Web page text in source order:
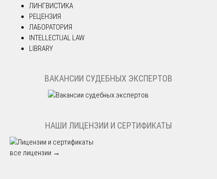
ЛИНГВИСТИКА
РЕЦЕНЗИЯ
ЛАБОРАТОРИЯ
INTELLECTUAL LAW
LIBRARY
ВАКАНСИИ СУДЕБНЫХ ЭКСПЕРТОВ
НАШИ ЛИЦЕНЗИИ И СЕРТИФИКАТЫ
все лицензии →